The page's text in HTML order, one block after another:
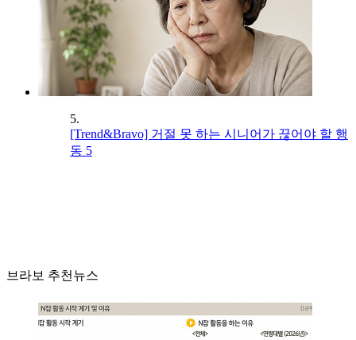
5.
[Trend&Bravo] 거절 못 하는 시니어가 끊어야 할 행
동 5
브라보 추천뉴스